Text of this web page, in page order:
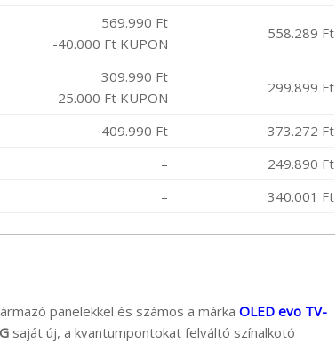
569.990 Ft
-40.000 Ft KUPON
558.289 Ft
309.990 Ft
-25.000 Ft KUPON
299.899 Ft
409.990 Ft 373.272 Ft
–
249.890 Ft
– 340.001 Ft
panelekkel és számos a márka OLED evo TV-
saját új, a kvantumpontokat felváltó színalkotó